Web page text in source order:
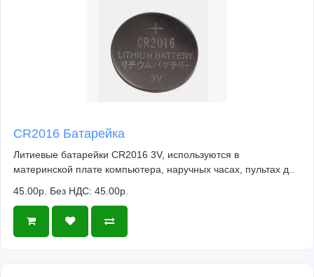
CR2016 Батарейка
Литиевые батарейки CR2016 3V, используются в
материнской плате компьютера, наручных часах, пультах д..
45.00р. Без НДС: 45.00р.